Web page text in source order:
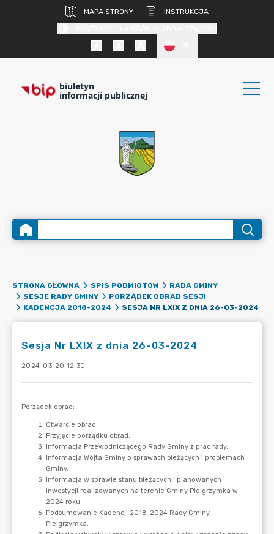
MAPA STRONY
INSTRUKCJA
biuletyn
informacji publicznej
STRONA GŁÓWNA SPIS PODMIOTÓW
RADA GMINY
SESJE RADY GMINY
PORZĄDEK OBRAD SESJI
KADENCJA 2018-2024
SESJA NR LXIX Z DNIA 26-03-2024
Sesja Nr LXIX z dnia 26-03-2024
2024-03-20 12:30